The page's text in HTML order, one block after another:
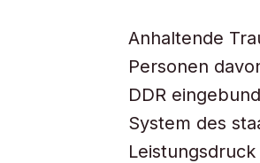
Anhaltende
Personen
DDR
System des